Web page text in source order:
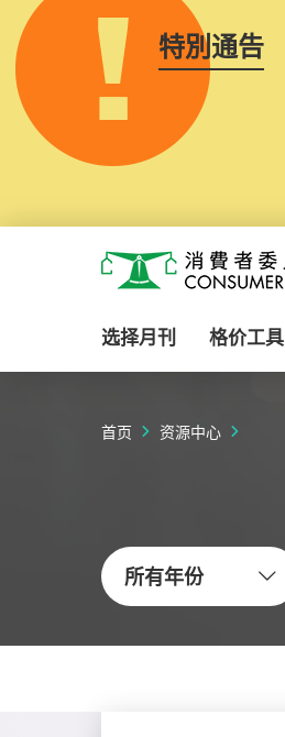
特別通告
消费者委员会
选择月刊 格价工具
首页 资源中心
所有年份